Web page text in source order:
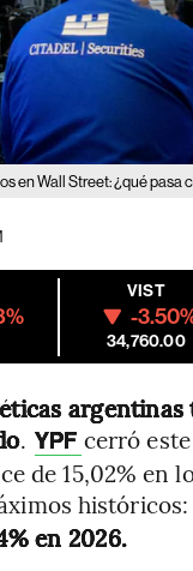
en Wall Street: ¿qué pasa
VIST
-
34,760.00
. YPF cerró este
de 15,02% en
históricos:
en 2026.